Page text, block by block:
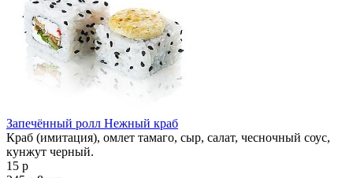
Запечённый ролл Нежный краб
Краб (имитация), омлет тамаго, сыр, салат, чесночный соус,
кунжут черный.
15 р